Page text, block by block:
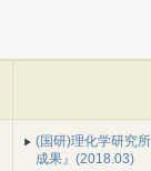
(国研)理化学研究
成果』(2018.03)